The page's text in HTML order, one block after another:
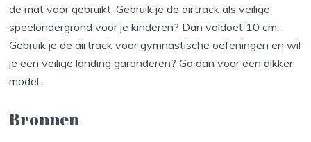
de mat voor gebruikt. Gebruik je de airtrack als veilige
speelondergrond voor je kinderen? Dan voldoet 10 cm.
Gebruik je de airtrack voor gymnastische oefeningen en wil
je een veilige landing garanderen? Ga dan voor een dikker
model.
Bronnen